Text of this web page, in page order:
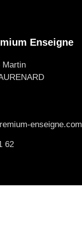
Enseigne
Martin
enseigne.com
62